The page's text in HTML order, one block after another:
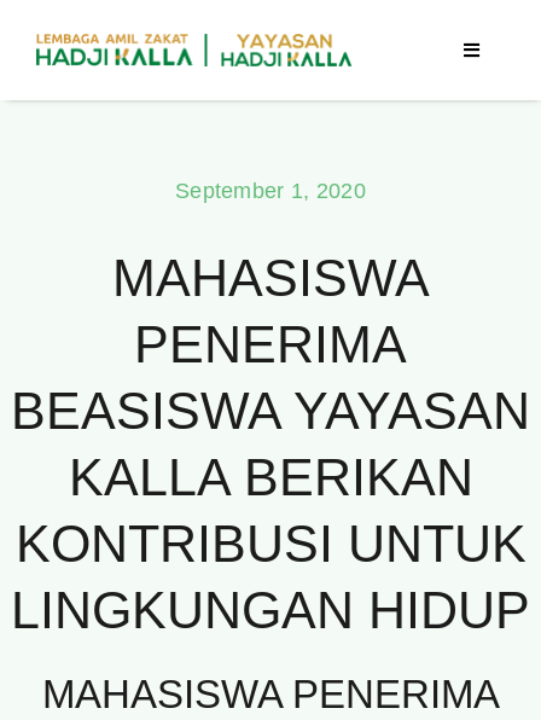
content
Toggle
Publikasi
September 1, 2020
MAHASISWA
PENERIMA
BEASISWA YAYASAN
KALLA BERIKAN
KONTRIBUSI UNTUK
LINGKUNGAN HIDUP
MAHASISWA PENERIMA